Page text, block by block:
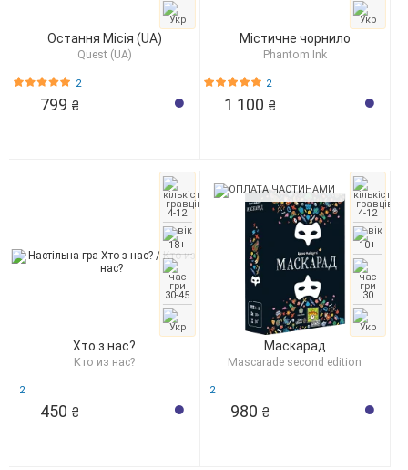
Остання Місія (UA)
Quest (UA)
2
799 ₴
Містичне чорнило
Phantom Ink
2
1 100 ₴
Хто з нас?
Кто из нас?
4-12
18+
30-45
2
450 ₴
Маскарад
Mascarade second edition
4-12
10+
30
2
980 ₴